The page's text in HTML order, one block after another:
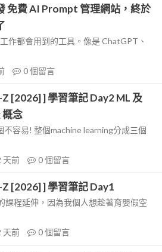
免費 AI Prompt 管理網站，終於
作都會用到的工具。像是 ChatGPT、
0個留言
[2026] ] 學習筆記 Day2 ML 及
念
容易! 整個machine learning分成三個
天前 0個留言
[2026] ] 學習筆記 Day1
課程延伸，因為我個人想趁著育嬰假空
天前 0個留言